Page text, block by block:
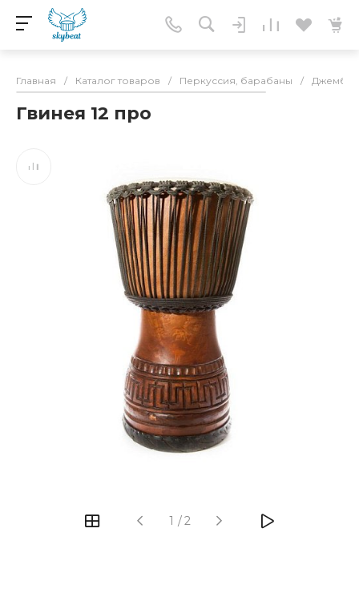
Главная / Каталог товаров / Перкуссия, барабаны / Джембе
Гвинея 12 про
1 /2